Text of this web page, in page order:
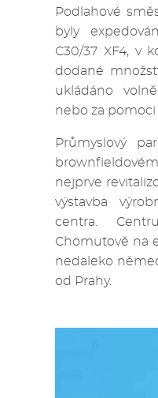
Podlahové
byly
C30/37 XF4, v
dodané
ukládáno
nebo za pomoci
Průmyslový
nejprve
výstavba
centra.
Chomutově na
nedaleko
od Prahy.